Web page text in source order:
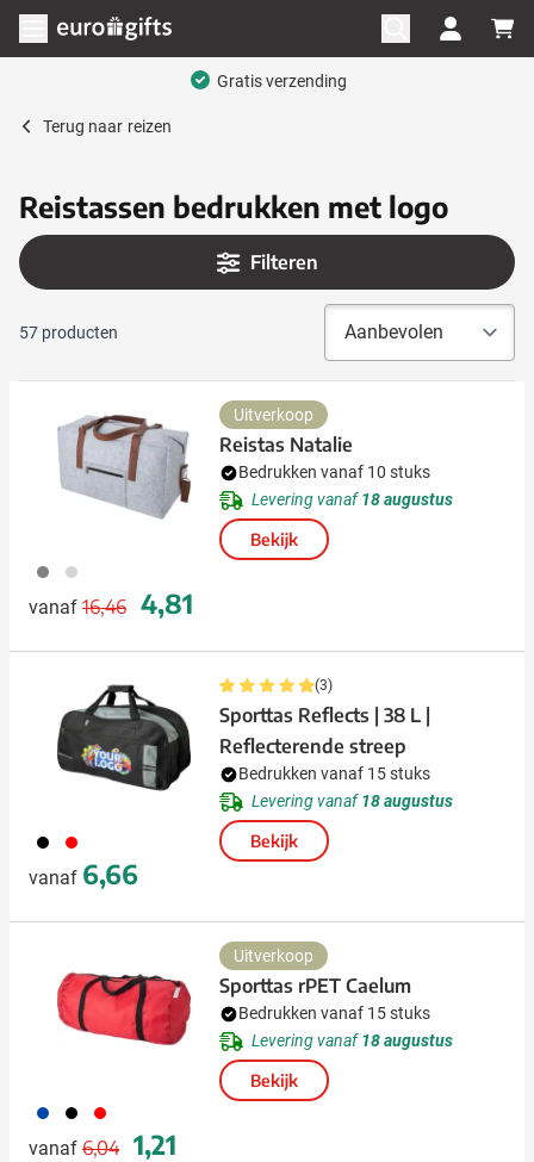
Ga naar de inhoud
Menu openen
Terug naar reizen
Reistassen bedrukken met logo
Filteren
57 producten
003 027
vanaf
Normale prijs
16,46
Speciale prijs
4,81
Uitverkoop
Reistas Natalie
Bedrukken vanaf 10 stuks
Levering vanaf18 augustus
Bekijk
001 008
vanaf 6,66
(3)
Sporttas Reflects | 38 L |
Reflecterende streep
Bedrukken vanaf 15 stuks
Levering vanaf18 augustus
Bekijk
023 001 008
vanaf
Normale prijs
6,04
Speciale prijs
1,21
Uitverkoop
Sporttas rPET Caelum
Bedrukken vanaf 15 stuks
Levering vanaf18 augustus
Bekijk